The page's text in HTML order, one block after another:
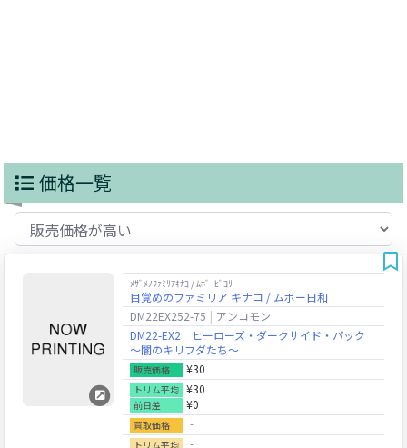
価格一覧
ﾒｻﾞﾒﾉﾌｧﾐﾘｱｷﾅｺ / ﾑﾎﾞｰﾋﾞﾖﾘ
目覚めのファミリア キナコ / ムボー日和
DM22EX252-75
アンコモン
DM22-EX2 ヒーローズ・ダークサイド・パック
～闇のキリフダたち～
販売価格 ¥30
トリム平均 ¥30
前日差 ¥0
買取価格 ‐
トリム平均 ‐